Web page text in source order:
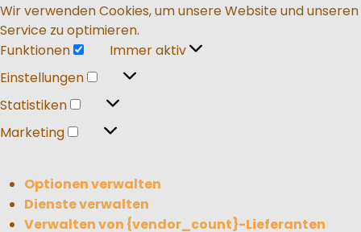
Wir verwenden Cookies, um unsere Website und unseren
Service zu optimieren.
Funktionen
Immer aktiv
Einstellungen
Statistiken
Marketing
Optionen verwalten
Dienste verwalten
Verwalten von {vendor_count}-Lieferanten